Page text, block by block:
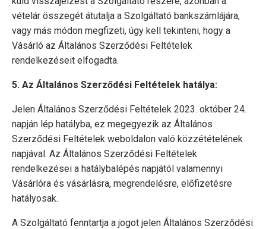
vételár összegét átutalja a Szolgáltató bankszámlájára,
vagy más módon megfizeti, úgy kell tekinteni, hogy a
Vásárló az Általános Szerződési Feltételek
rendelkezéseit elfogadta.
5. Az Általános Szerződési Feltételek hatálya:
Jelen Általános Szerződési Feltételek 2023. október 24.
napján lép hatályba, ez megegyezik az Általános
Szerződési Feltételek weboldalon való közzétételének
napjával. Az Általános Szerződési Feltételek
rendelkezései a hatálybalépés napjától valamennyi
Vásárlóra és vásárlásra, megrendelésre, előfizetésre
hatályosak.
A Szolgáltató fenntartja a jogot jelen Általános Szerződési